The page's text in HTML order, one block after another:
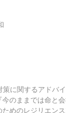
に関するアドバ
のままでは命と
めのレジリエン